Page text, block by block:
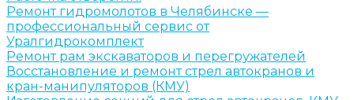
Ремонт гидромолотов в Челябинске —
профессиональный сервис от
Уралгидрокомплект
Ремонт рам экскаваторов и перегружателей
Восстановление и ремонт стрел автокранов и
кран-манипуляторов (КМУ)